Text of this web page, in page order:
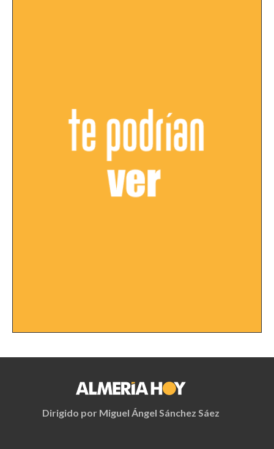
Dirigido por Miguel Ángel Sánchez Sáez